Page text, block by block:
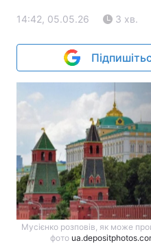
14:42, 05.05.26 3 хв.
Мусієнко розповів, як може
фото